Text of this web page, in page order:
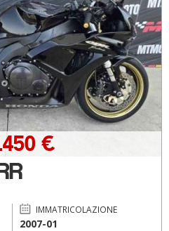
€
IMMATRICOLAZIONE
2007-01